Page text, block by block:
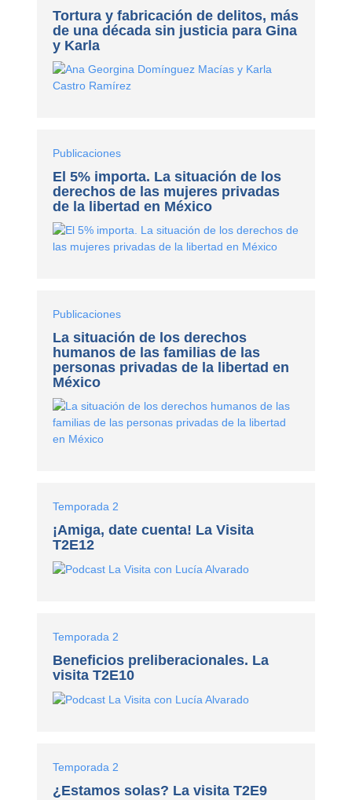
Tortura y fabricación de delitos, más
de una década sin justicia para Gina
y Karla
Publicaciones
El 5% importa. La situación de los
derechos de las mujeres privadas
de la libertad en México
Publicaciones
La situación de los derechos
humanos de las familias de las
personas privadas de la libertad en
México
Temporada 2
¡Amiga, date cuenta! La Visita
T2E12
Temporada 2
Beneficios preliberacionales. La
visita T2E10
Temporada 2
¿Estamos solas? La visita T2E9